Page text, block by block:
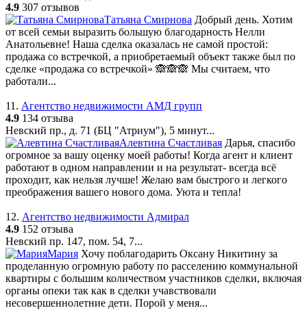
4.9 307 отзывов
Татьяна Смирнова Добрый день. Хотим
от всей семьи выразить большую благодарность Нелли
Анатольевне! Наша сделка оказалась не самой простой:
продажа со встречкой, а приобретаемый объект также был по
сделке «продажа со встречкой» 🙈🙈🙈 Мы считаем, что
работали...
11. Агентство недвижимости АМД групп
4.9 134 отзыва
Невский пр., д. 71 (БЦ "Атриум"), 5 минут...
Алевтина Счастливая Дарья, спасибо
огромное за вашу оценку моей работы! Когда агент и клиент
работают в одном направлении и на результат- всегда всë
проходит, как нельзя лучше! Желаю вам быстрого и легкого
преображения вашего нового дома. Уюта и тепла!
12. Агентство недвижимости Адмирал
4.9 152 отзыва
Невский пр. 147, пом. 54, 7...
Мария Хочу поблагодарить Оксану Никитину за
проделанную огромную работу по расселению коммунальной
квартиры с большим количеством участников сделки, включая
органы опеки так как в сделки учавствовали
несовершеннолетние дети. Порой у меня...